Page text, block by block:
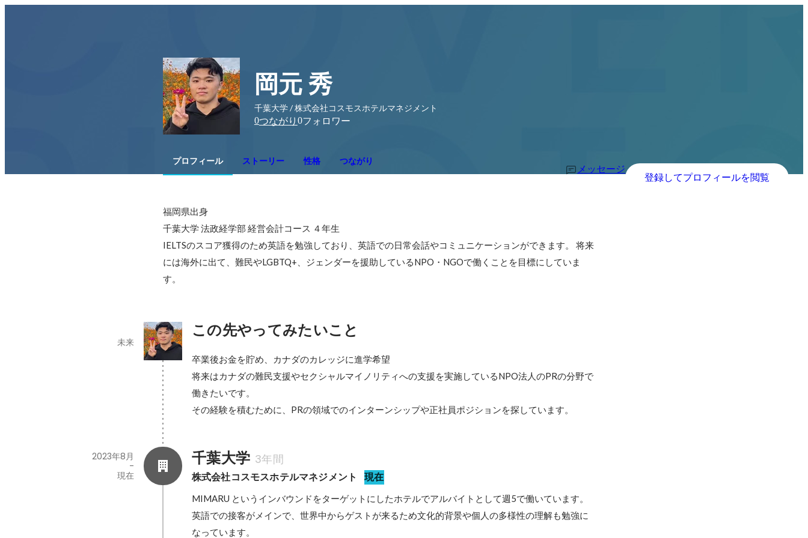
岡元 秀
千葉大学 / 株式会社コスモスホテルマネジメント
0つながり 0フォロワー
プロフィール ストーリー 性格 つながり
メッセージ
登録してプロフィールを閲覧
福岡県出身
千葉大学 法政経学部 経営会計コース ４年生
IELTSのスコア獲得のため英語を勉強しており、英語での日常会話やコミュニケーションができます。 将来
には海外に出て、難民やLGBTQ+、ジェンダーを援助しているNPO・NGOで働くことを目標にしていま
す。
この先やってみたいこと
未来
卒業後お金を貯め、カナダのカレッジに進学希望
将来はカナダの難民支援やセクシャルマイノリティへの支援を実施しているNPO法人のPRの分野で
働きたいです。
その経験を積むために、PRの領域でのインターンシップや正社員ポジションを探しています。
千葉大学 3年間
株式会社コスモスホテルマネジメント 現在
2023年8月
-
現在
MIMARU というインバウンドをターゲットにしたホテルでアルバイトとして週5で働いています。
英語での接客がメインで、世界中からゲストが来るため文化的背景や個人の多様性の理解も勉強に
なっています。